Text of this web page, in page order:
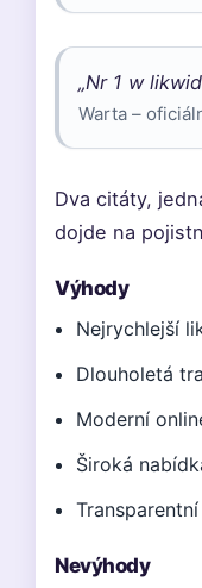
„Nr 1 w
Warta –
Dva citáty,
dojde na
Výhody
Nejrychlejší
Dlouholetá
Moderní
Široká
Nevýhody